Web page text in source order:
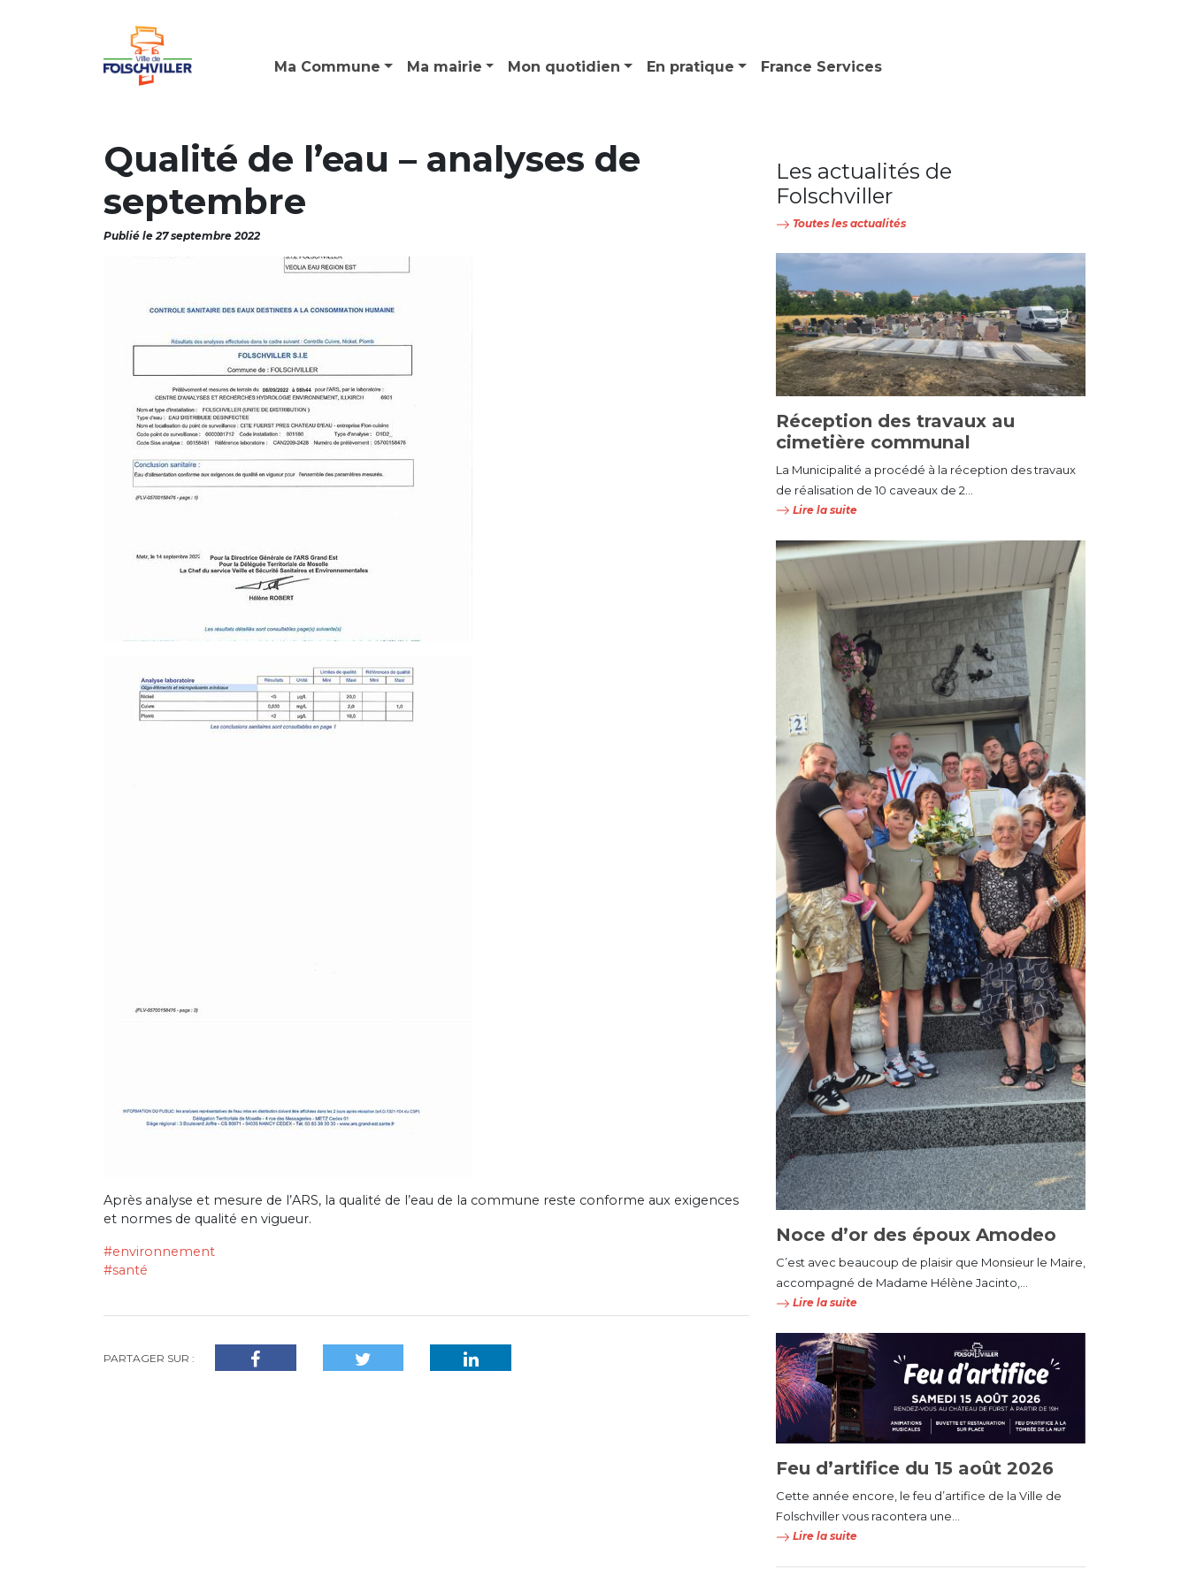
Ma Commune Ma mairie Mon quotidien En pratique France Services
Qualité de l’eau – analyses de
septembre
Publié le 27 septembre 2022
Après analyse et mesure de l’ARS, la qualité de l’eau de la commune reste conforme aux exigences
et normes de qualité en vigueur.
#environnement
#santé
PARTAGER SUR :
Les actualités de
Folschviller
Toutes les actualités
Réception des travaux au
cimetière communal
La Municipalité a procédé à la réception des travaux
de réalisation de 10 caveaux de 2...
Lire la suite
Noce d’or des époux Amodeo
C’est avec beaucoup de plaisir que Monsieur le Maire,
accompagné de Madame Hélène Jacinto,...
Lire la suite
Feu d’artifice du 15 août 2026
Cette année encore, le feu d’artifice de la Ville de
Folschviller vous racontera une...
Lire la suite